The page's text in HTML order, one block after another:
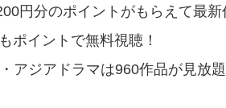
円分のポイントがもらえて最新
ポイントで無料視聴！
アジアドラマは960作品が見放題